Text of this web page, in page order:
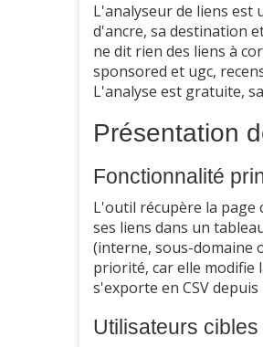
L'analyseur de liens est
d'ancre, sa destination
ne dit rien des liens à
sponsored et ugc,
L'analyse est gratuite,
Présentation
Fonctionnalité
L'outil récupère la page
ses liens dans un
(interne, sous-domaine
priorité, car elle modifie
s'exporte en CSV
Utilisateurs